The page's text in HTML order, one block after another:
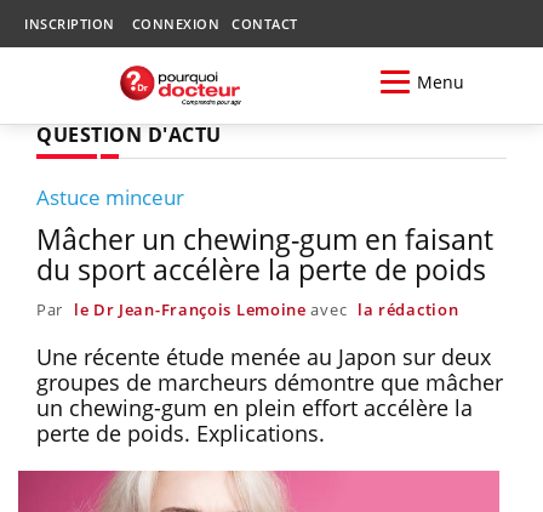
INSCRIPTION CONNEXION CONTACT
Menu
QUESTION D'ACTU
Astuce minceur
Mâcher un chewing-gum en faisant
du sport accélère la perte de poids
Par le Dr Jean-François Lemoine avec la rédaction
Une récente étude menée au Japon sur deux
groupes de marcheurs démontre que mâcher
un chewing-gum en plein effort accélère la
perte de poids. Explications.